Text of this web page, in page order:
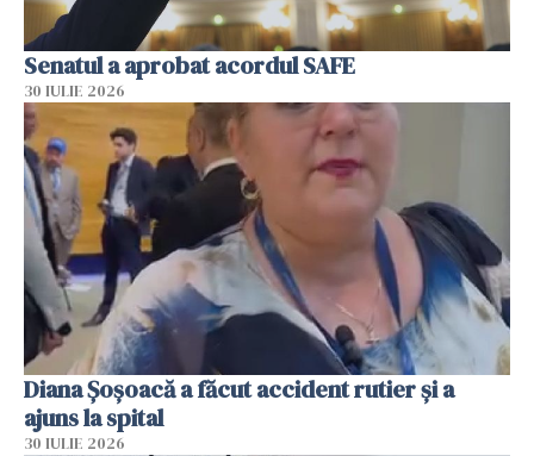
Senatul a aprobat acordul SAFE
30 IULIE 2026
Diana Șoșoacă a făcut accident rutier și a
ajuns la spital
30 IULIE 2026